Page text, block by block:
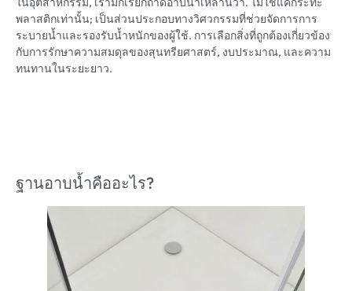
พลาสติกเท่านั้น; เป็นส่วนประกอบทางวิศวกรรมที่ช่วยจัดการการ
ระบายน้ำและรองรับน้ำหนักของผู้ใช้. การเลือกสิ่งที่ถูกต้องเกี่ยวข้อง
กับการรักษาความสมดุลของสุนทรียศาสตร์, งบประมาณ, และความ
ทนทานในระยะยาว.
ฐานอาบน้ำคืออะไร?